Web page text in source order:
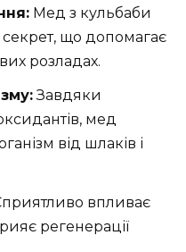
Мед з кульбаби
що допомагає
розладах.
Завдяки
мед
від шлаків і
впливає
регенерації